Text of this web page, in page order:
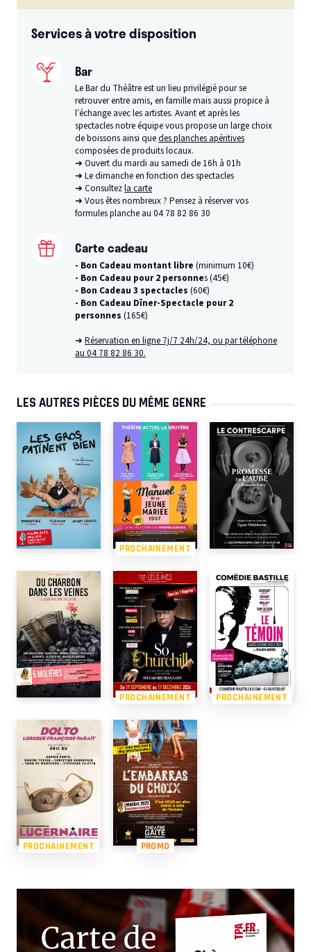
Services à votre disposition
Bar
Le Bar du Théâtre est un lieu privilégié pour se
retrouver entre amis, en famille mais aussi propice à
l’échange avec les artistes. Avant et après les
spectacles notre équipe vous propose un large choix
de boissons ainsi quedes planches apéritives
composées de produits locaux.
➜ Ouvert du mardi au samedi de 16h à 01h
➜ Le dimanche en fonction des spectacles
➜ Consultezla carte
➜ Vous êtes nombreux ? Pensez à réserver vos
formules planche au 04 78 82 86 30
Carte cadeau
- Bon Cadeau montant libre (minimum 10€)
- Bon Cadeau pour 2 personnes (45€)
- Bon Cadeau 3 spectacles (60€)
- Bon Cadeau Dîner-Spectacle pour 2
personnes (165€)
➜Réservation en ligne 7j/7 24h/24, ou par téléphone
au 04 78 82 86 30.
LES AUTRES PIÈCES DU MÊME GENRE
PROCHAINEMENT
PROCHAINEMENT PROCHAINEMENT
PROCHAINEMENT PROMO